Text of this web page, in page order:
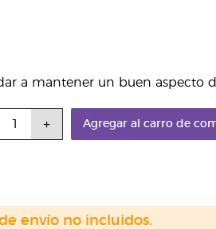
a mantener un buen aspecto
Agregar al carro de
envío no incluidos.